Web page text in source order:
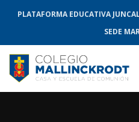
PLATAFORMA EDUCATIVA
SEDE